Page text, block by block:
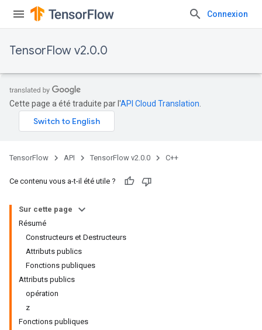
Connexion
TensorFlow v2.0.0
Cette page a été traduite par l'API Cloud Translation
TensorFlow API TensorFlow v2.0.0 C++
Ce contenu vous a-t-il été utile ?
Sur cette page
Résumé
Constructeurs et Destructeurs
Attributs publics
Fonctions publiques
Attributs publics
opération
z
Fonctions publiques